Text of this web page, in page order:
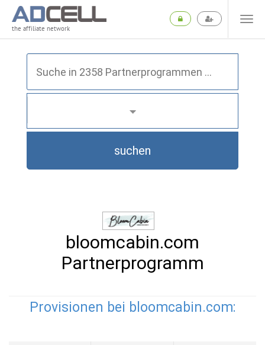
the affiliate network
suchen
bloomcabin.com
Partnerprogramm
Provisionen bei bloomcabin.com: